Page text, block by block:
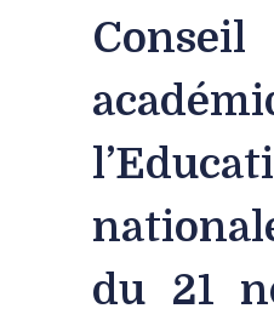
Conseil
du 21